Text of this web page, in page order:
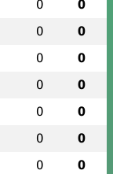
0 0
0 0
0 0
0 0
0 0
0 0
0 0